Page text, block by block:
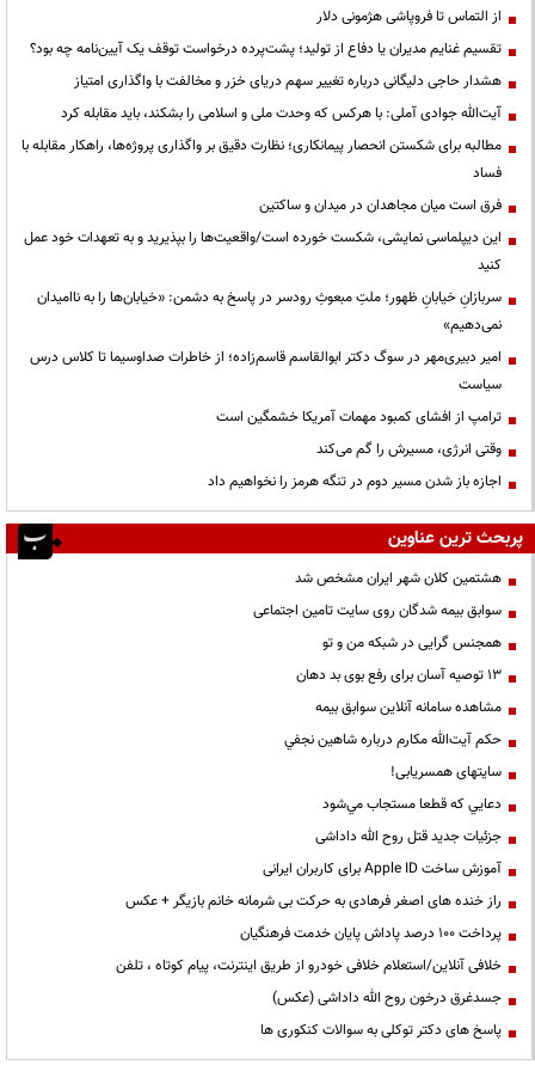
از التماس تا فروپاشی هژمونی دلار
تقسیم غنایم مدیران یا دفاع از تولید؛ پشت‌پرده درخواست توقف یک آیین‌نامه چه بود؟
هشدار حاجی دلیگانی درباره تغییر سهم دریای خزر و مخالفت با واگذاری امتیاز
آیت‌الله جوادی آملی: با هرکس که وحدت ملی و اسلامی را بشکند، باید مقابله کرد
مطالبه برای شکستن انحصار پیمانکاری؛ نظارت دقیق بر واگذاری پروژه‌ها، راهکار مقابله با
فساد
فرق است میان مجاهدان در میدان و ساکتین
این دیپلماسی نمایشی، شکست خورده است/واقعیت‌ها را بپذیرید و به تعهدات خود عمل
کنید
سربازانِ خیابانِ ظهور؛ ملتِ مبعوثِ رودسر در پاسخ به دشمن: «خیابان‌ها را به ناامیدان
نمی‌دهیم»
امیر دبیری‌مهر در سوگ دکتر ابوالقاسم قاسم‌زاده؛ از خاطرات صداوسیما تا کلاس درس
سیاست
ترامپ از افشای کمبود مهمات آمریکا خشمگین است
وقتی انرژی، مسیرش را گم می‌کند
اجازه باز شدن مسیر دوم در تنگه هرمز را نخواهیم داد
پربحث ترین عناوین
هشتمین کلان شهر ایران مشخص شد
سوابق بیمه شدگان روی سایت تامین اجتماعی
همجنس گرایی در شبکه من و تو
13 توصیه آسان برای رفع بوی بد دهان
مشاهده سامانه آنلاين سوابق بیمه
حكم آيت‌الله مكارم درباره شاهين نجفي
سایتهای همسریابی!
دعايي كه قطعا مستجاب مي‌شود
جزئیات جدید قتل روح الله داداشی
آموزش ساخت Apple ID برای کاربران ایرانی
راز خنده های اصغر فرهادی به حرکت بی شرمانه خانم بازیگر + عکس
پرداخت ۱۰۰ درصد پاداش پایان خدمت فرهنگیان
خلافی آنلاین/استعلام خلافی خودرو از طریق اینترنت، پیام کوتاه ، تلفن
جسدغرق درخون روح الله داداشی (عکس)
پاسخ های دکتر توکلی به سوالات کنکوری ها